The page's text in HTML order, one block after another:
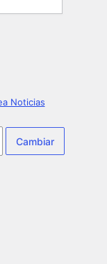
Noticias